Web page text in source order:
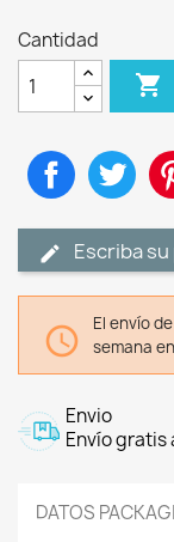
Cantidad

Compartir
Escriba

El envío
semana
Envio
Envío gratis
DATOS